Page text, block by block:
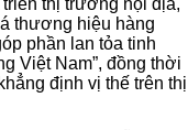
thị trường nội địa,
thương hiệu hàng
phần lan tỏa tinh
Việt Nam”, đồng thời
định vị thế trên thị